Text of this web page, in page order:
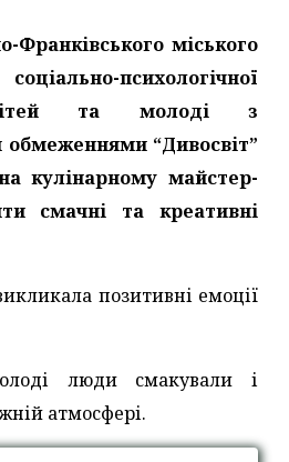
Франківського міського
психологічної
дітей та молоді з
“Дивосвіт”
кулінарному майстер-
смачні та креативні
позитивні емоції
люди смакували і
атмосфері.